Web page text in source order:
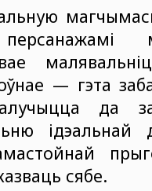
— гэта
да
ідэальнай
сябе.